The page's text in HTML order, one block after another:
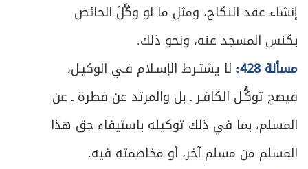
إنشاء عقد النكاح، ومثل ما لو وكَّلَ الحائض
بكنس المسجد عنه، ونحو ذلك.
مسألة 428:
لا يشتـرط الإسـلام فـي الوكيـل،
فيصح توكُّـل الكافـر ـ بل والمرتد عن فطرة ـ عن
المسلم، بما في ذلك توكيله باستيفاء حق هذا
المسلم من مسلم آخر، أو مخاصمته فيه.